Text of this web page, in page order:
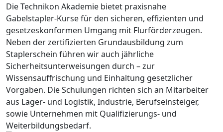
Die Technikon Akademie bietet praxisnahe
Gabelstapler-Kurse für den sicheren, effizienten und
gesetzeskonformen Umgang mit Flurförderzeugen.
Neben der zertifizierten Grundausbildung zum
Staplerschein führen wir auch jährliche
Sicherheitsunterweisungen durch – zur
Wissensauffrischung und Einhaltung gesetzlicher
Vorgaben. Die Schulungen richten sich an Mitarbeiter
aus Lager- und Logistik, Industrie, Berufseinsteiger,
sowie Unternehmen mit Qualifizierungs- und
Weiterbildungsbedarf.